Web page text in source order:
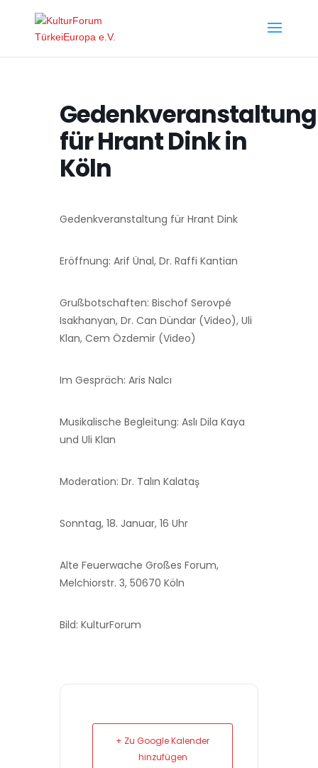
Gedenkveranstaltung
für Hrant Dink in
Köln
Gedenkveranstaltung für Hrant Dink
Eröffnung: Arif Ünal, Dr. Raffi Kantian
Grußbotschaften: Bischof Serovpé
Isakhanyan, Dr. Can Dündar (Video), Uli
Klan, Cem Özdemir (Video)
Im Gespräch: Aris Nalcı
Musikalische Begleitung: Aslı Dila Kaya
und Uli Klan
Moderation: Dr. Talın Kalataş
Sonntag, 18. Januar, 16 Uhr
Alte Feuerwache Großes Forum,
Melchiorstr. 3, 50670 Köln
Bild: KulturForum
+ Zu Google Kalender
hinzufügen